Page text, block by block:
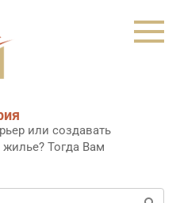
или создавать
Тогда Вам